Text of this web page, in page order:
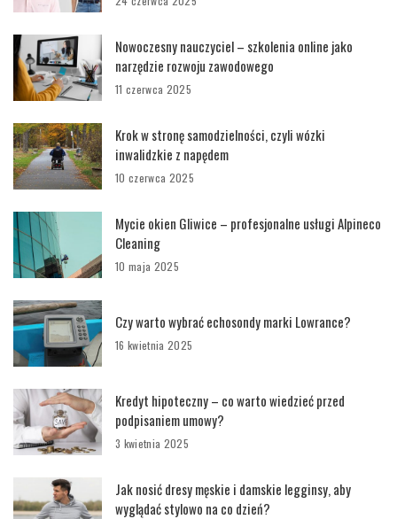
Nowoczesny nauczyciel – szkolenia online jako
narzędzie rozwoju zawodowego
11 czerwca 2025
Krok w stronę samodzielności, czyli wózki
inwalidzkie z napędem
10 czerwca 2025
Mycie okien Gliwice – profesjonalne usługi Alpineco
Cleaning
10 maja 2025
Czy warto wybrać echosondy marki Lowrance?
16 kwietnia 2025
Kredyt hipoteczny – co warto wiedzieć przed
podpisaniem umowy?
3 kwietnia 2025
Jak nosić dresy męskie i damskie legginsy, aby
wyglądać stylowo na co dzień?